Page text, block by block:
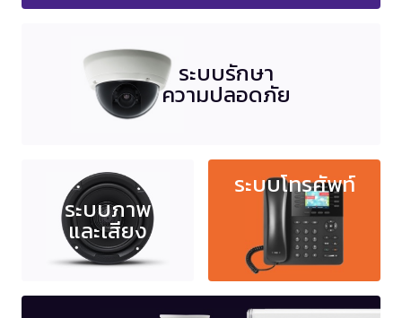
ระบบรักษา
ความปลอดภัย
ระบบภาพ
และเสียง
ระบบโทรศัพท์